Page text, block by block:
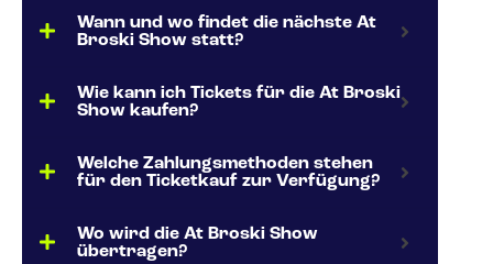
Wann und wo findet die nächste At
Broski Show statt?
Wie kann ich Tickets für die At Broski
Show kaufen?
Welche Zahlungsmethoden stehen
für den Ticketkauf zur Verfügung?
Wo wird die At Broski Show
übertragen?